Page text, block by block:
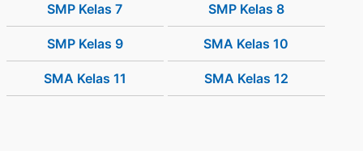
SMP Kelas 7 SMP Kelas 8
SMP Kelas 9 SMA Kelas 10
SMA Kelas 11 SMA Kelas 12